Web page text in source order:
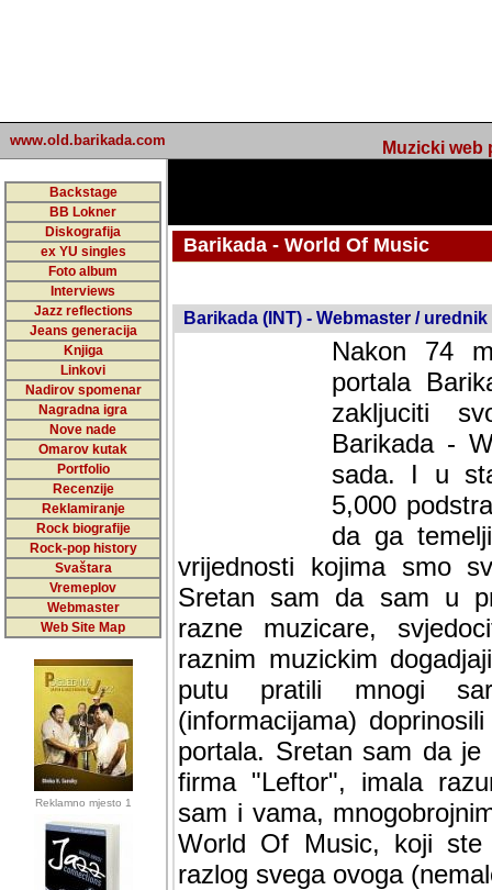
www.old.barikada.com Muzicki web
Backstage
BB Lokner
Diskografija
ex YU singles
Foto album
Interviews
Jazz reflections
Jeans generacija
Knjiga
Linkovi
Nadirov spomenar
Nagradna igra
Nove nade
Omarov kutak
Portfolio
Recenzije
Reklamiranje
Rock biografije
Rock-pop history
Svaštara
Vremeplov
Webmaster
Web Site Map
Reklamno mjesto 1
Barikada - World Of Music
Barikada (INT) - Webmaster / urednik
Nakon 74
portala
zakljuciti
Barikada -
sada. I u
5,000
da ga
vrijednosti kojima smo
Sretan sam da sam u
muzicare, svjedociti
muzickim dogadjajima...
mnogi saradnici koji
doprinosili vrijednosti i
sam da je i moj web
imala razumijevanja za
mnogobrojnim
Music, koji ste ga
ovoga (nemalog) rada.